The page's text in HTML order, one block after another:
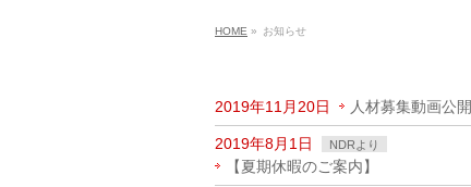
HOME » お知らせ
2019年11月20日 人材募集動画公開
2019年8月1日 NDRより
【夏期休暇のご案内】